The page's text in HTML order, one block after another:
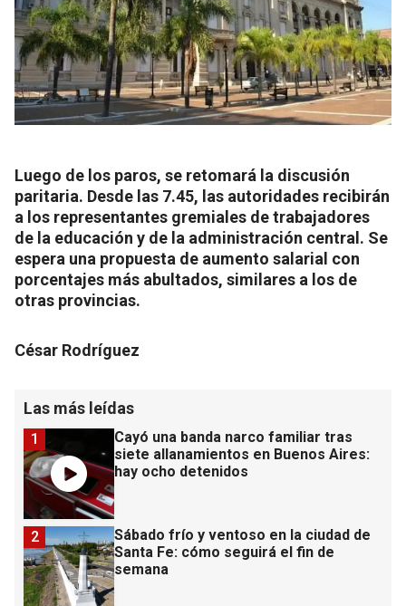
Luego de los paros, se retomará la discusión
paritaria. Desde las 7.45, las autoridades recibirán
a los representantes gremiales de trabajadores
de la educación y de la administración central. Se
espera una propuesta de aumento salarial con
porcentajes más abultados, similares a los de
otras provincias.
César Rodríguez
Las más leídas
Cayó una banda narco familiar tras
siete allanamientos en Buenos Aires:
hay ocho detenidos
1
Sábado frío y ventoso en la ciudad de
Santa Fe: cómo seguirá el fin de
semana
2